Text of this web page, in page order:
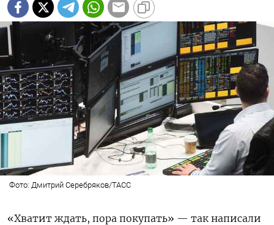
Фото: Дмитрий Серебряков/ТАСС
«Хватит ждать, пора покупать» — так написали